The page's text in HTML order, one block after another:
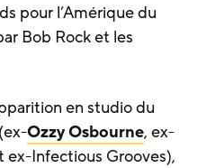
pour l’Amérique du
Bob Rock et les
en studio du
Ozzy Osbourne, ex-
ex-Infectious Grooves),